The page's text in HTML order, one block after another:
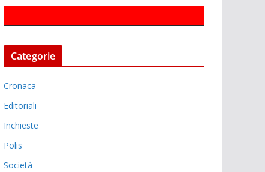
Categorie
Cronaca
Editoriali
Inchieste
Polis
Società